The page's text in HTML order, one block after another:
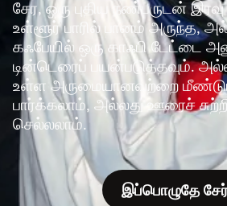
சேர, ஒரு புதிய நண்பருடன்
உள்ளூர் பாரில் பானம் அருந்த,
கஃபேயில் ஒரு காஃபி டேட்டை
டின்டெரைப் பயன்படுத்தவும்.
உள்ள அருமையானவற்றை
பார்க்கலாம், அல்லது ஊரைச்
செல்லலாம்.
இப்பொழுதே